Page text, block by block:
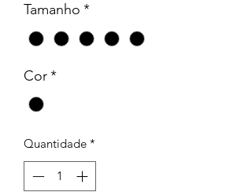
Tamanho *
Cor*
Quantidade *